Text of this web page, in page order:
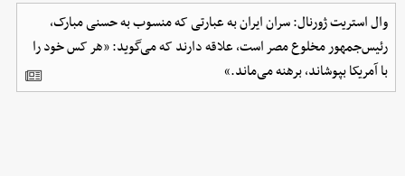
وال استریت ژورنال: سران ایران به عبارتی که منسوب به حسنی مبارک،
رئیس‌جمهور مخلوع مصر است، علاقه دارند که می‌گوید: «هر کس خود را
با آمریکا بپوشاند، برهنه می‌ماند.»